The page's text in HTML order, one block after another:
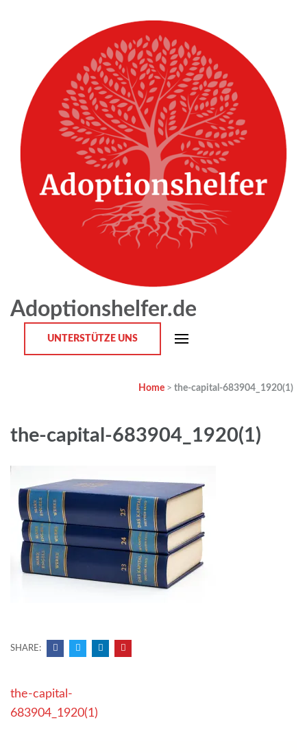
Adoptionshelfer.de
UNTERSTÜTZE UNS
Home > the-capital-683904_1920(1)
the-capital-683904_1920(1)
SHARE:
Beitragsnavigation
the-capital-
683904_1920(1)